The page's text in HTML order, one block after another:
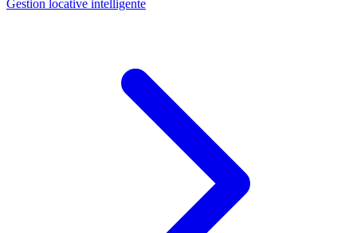
Gestion locative intelligente